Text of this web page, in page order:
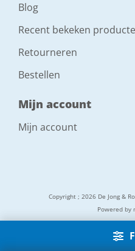
Blog
Recent bekeken
Retourneren
Bestellen
Mijn account
Mijn account
Copyright ; 2026 De Jong &
Powered by